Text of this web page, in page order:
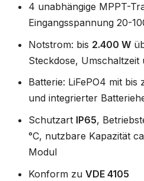
4 unabhängige MPPT-
Eingangsspannung 20-
Notstrom: bis 2.400 W
Steckdose, Umschaltzeit
Batterie: LiFePO4 mit bis
und integrierter
Schutzart IP65,
°C, nutzbare Kapazität
Modul
Konform zu VDE 4105